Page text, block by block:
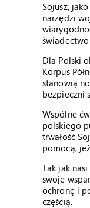
Sojusz,
narzędzi
Dla Polski
Korpus
stanowią
bezpieczni
Wspólne
polskiego
trwałość
pomocą,
Tak jak
swoje
ochronę i
częścią.